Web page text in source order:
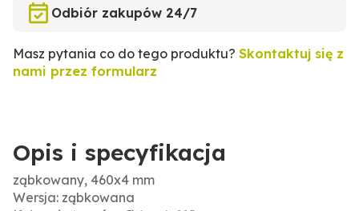
Odbiór zakupów 24/7
Masz pytania co do tego produktu? Skontaktuj się z
nami przez formularz
Opis i specyfikacja
ząbkowany, 460x4 mm
Wersja: ząbkowana